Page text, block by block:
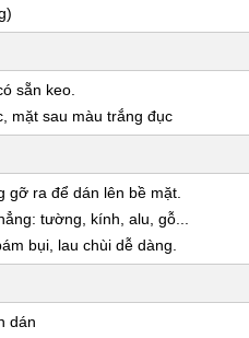
sẵn keo.
mặt sau màu trắng đục
gỡ ra để dán lên bề mặt.
tường, kính, alu, gỗ...
bụi, lau chùi dễ dàng.
dán